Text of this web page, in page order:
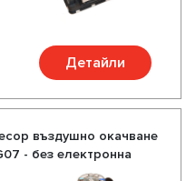
Детайли
въздушно окачване
- без електронна